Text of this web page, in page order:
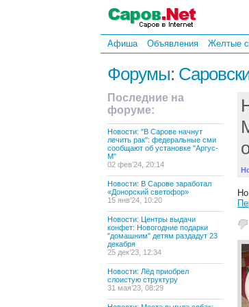
Афиша Объявления Желтые
Форумы:
Последние на
форуме:
Новости: "В Сарове начнут
лечить рак": федеральные сми
сообщают об установке "Аргус-
М"
02 фев’24, 20:14
Новости: В Сарове заработал
«Донорский светофор»
15 янв’24, 10:20
Новости: Центры выдачи
конфет: Новогодние подарки
"домашним" детям раздадут 23
декабря
25 дек’23, 12:34
Новости: Лёд приобрел
слоистую структуру
31 мая’23, 08:29